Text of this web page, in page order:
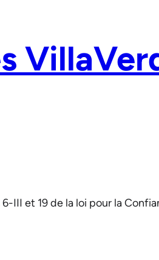
III et 19 de la loi pour la